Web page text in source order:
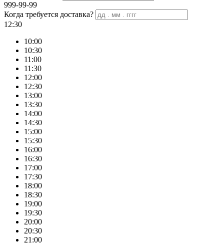
999-99-99
Когда требуется доставка?
12:30
10:00
10:30
11:00
11:30
12:00
12:30
13:00
13:30
14:00
14:30
15:00
15:30
16:00
16:30
17:00
17:30
18:00
18:30
19:00
19:30
20:00
20:30
21:00